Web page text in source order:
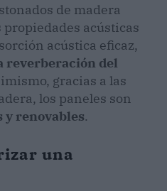
de madera
acústicas
acústica eficaz,
reverberación del
gracias a las
los paneles son
y renovables.
una